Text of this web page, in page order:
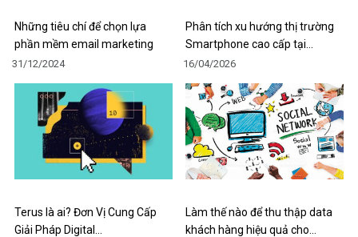
Những tiêu chí để chọn lựa
phần mềm email marketing
31/12/2024
Phân tích xu hướng thị trường
Smartphone cao cấp tại…
16/04/2026
Terus là ai? Đơn Vị Cung Cấp
Giải Pháp Digital…
Làm thế nào để thu thập data
khách hàng hiệu quả cho…